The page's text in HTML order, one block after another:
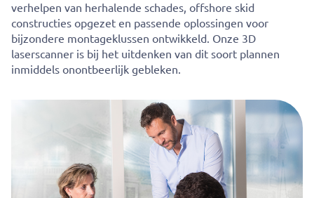
verhelpen van herhalende schades, offshore skid
constructies opgezet en passende oplossingen voor
bijzondere montageklussen ontwikkeld. Onze 3D
laserscanner is bij het uitdenken van dit soort plannen
inmiddels onontbeerlijk gebleken.